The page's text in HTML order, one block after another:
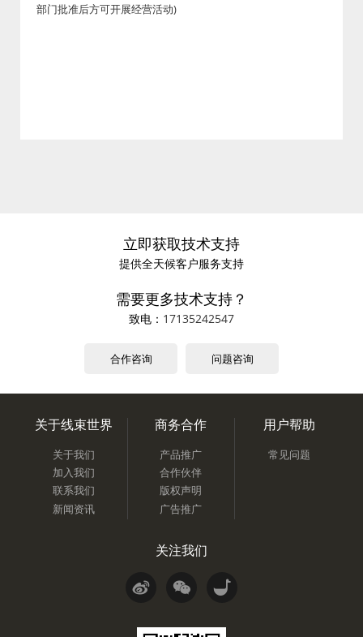
部门批准后方可开展经营活动)
立即获取技术支持
提供全天候客户服务支持
需要更多技术支持？
致电： 17135242547
合作咨询 问题咨询
关于线束世界
关于我们
加入我们
联系我们
新闻资讯
商务合作
产品推广
合作伙伴
版权声明
广告推广
用户帮助
常见问题
关注我们